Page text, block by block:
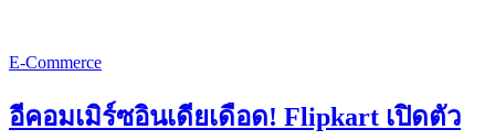
E-Commerce
อีคอมเมิร์ซอินเดียเดือด! Flipkart เปิดตัว